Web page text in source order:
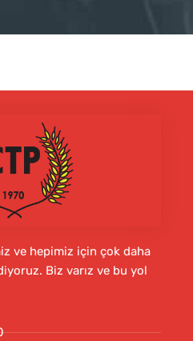
ve hepimiz için çok daha
Biz varız ve bu yol